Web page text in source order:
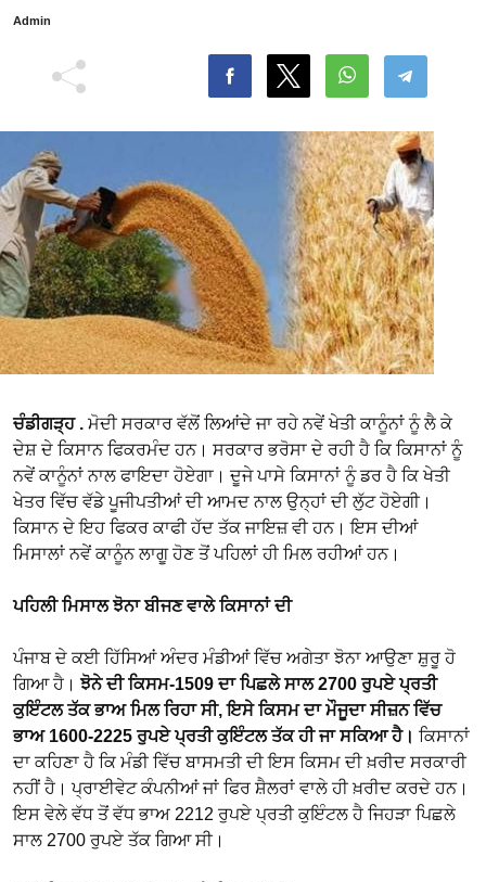
Admin
ਚੰਡੀਗੜ੍ਹ . ਮੋਦੀ ਸਰਕਾਰ ਵੱਲੋਂ ਲਿਆਂਦੇ ਜਾ ਰਹੇ ਨਵੇਂ ਖੇਤੀ ਕਾਨੂੰਨਾਂ ਨੂੰ ਲੈ ਕੇ
ਦੇਸ਼ ਦੇ ਕਿਸਾਨ ਫਿਕਰਮੰਦ ਹਨ। ਸਰਕਾਰ ਭਰੋਸਾ ਦੇ ਰਹੀ ਹੈ ਕਿ ਕਿਸਾਨਾਂ ਨੂੰ
ਨਵੇਂ ਕਾਨੂੰਨਾਂ ਨਾਲ ਫਾਇਦਾ ਹੋਏਗਾ। ਦੂਜੇ ਪਾਸੇ ਕਿਸਾਨਾਂ ਨੂੰ ਡਰ ਹੈ ਕਿ ਖੇਤੀ
ਖੇਤਰ ਵਿੱਚ ਵੱਡੇ ਪੂਜੀਪਤੀਆਂ ਦੀ ਆਮਦ ਨਾਲ ਉਨ੍ਹਾਂ ਦੀ ਲੁੱਟ ਹੋਏਗੀ।
ਕਿਸਾਨ ਦੇ ਇਹ ਫਿਕਰ ਕਾਫੀ ਹੱਦ ਤੱਕ ਜਾਇਜ਼ ਵੀ ਹਨ। ਇਸ ਦੀਆਂ
ਮਿਸਾਲਾਂ ਨਵੇਂ ਕਾਨੂੰਨ ਲਾਗੂ ਹੋਣ ਤੋਂ ਪਹਿਲਾਂ ਹੀ ਮਿਲ ਰਹੀਆਂ ਹਨ।
ਪਹਿਲੀ ਮਿਸਾਲ ਝੋਨਾ ਬੀਜਣ ਵਾਲੇ ਕਿਸਾਨਾਂ ਦੀ
ਪੰਜਾਬ ਦੇ ਕਈ ਹਿੱਸਿਆਂ ਅੰਦਰ ਮੰਡੀਆਂ ਵਿੱਚ ਅਗੇਤਾ ਝੋਨਾ ਆਉਣਾ ਸ਼ੁਰੂ ਹੋ
ਗਿਆ ਹੈ।ਝੋਨੇ ਦੀ ਕਿਸਮ-1509 ਦਾ ਪਿਛਲੇ ਸਾਲ 2700 ਰੁਪਏ ਪ੍ਰਤੀ
ਕੁਇੰਟਲ ਤੱਕ ਭਾਅ ਮਿਲ ਰਿਹਾ ਸੀ, ਇਸੇ ਕਿਸਮ ਦਾ ਮੌਜੂਦਾ ਸੀਜ਼ਨ ਵਿੱਚ
ਭਾਅ 1600-2225 ਰੁਪਏ ਪ੍ਰਤੀ ਕੁਇੰਟਲ ਤੱਕ ਹੀ ਜਾ ਸਕਿਆ ਹੈ। ਕਿਸਾਨਾਂ
ਦਾ ਕਹਿਣਾ ਹੈ ਕਿ ਮੰਡੀ ਵਿੱਚ ਬਾਸਮਤੀ ਦੀ ਇਸ ਕਿਸਮ ਦੀ ਖ਼ਰੀਦ ਸਰਕਾਰੀ
ਨਹੀਂ ਹੈ। ਪ੍ਰਾਈਵੇਟ ਕੰਪਨੀਆਂ ਜਾਂ ਫਿਰ ਸ਼ੈਲਰਾਂ ਵਾਲੇ ਹੀ ਖ਼ਰੀਦ ਕਰਦੇ ਹਨ।
ਇਸ ਵੇਲੇ ਵੱਧ ਤੋਂ ਵੱਧ ਭਾਅ 2212 ਰੁਪਏ ਪ੍ਰਤੀ ਕੁਇੰਟਲ ਹੈ ਜਿਹੜਾ ਪਿਛਲੇ
ਸਾਲ 2700 ਰੁਪਏ ਤੱਕ ਗਿਆ ਸੀ।